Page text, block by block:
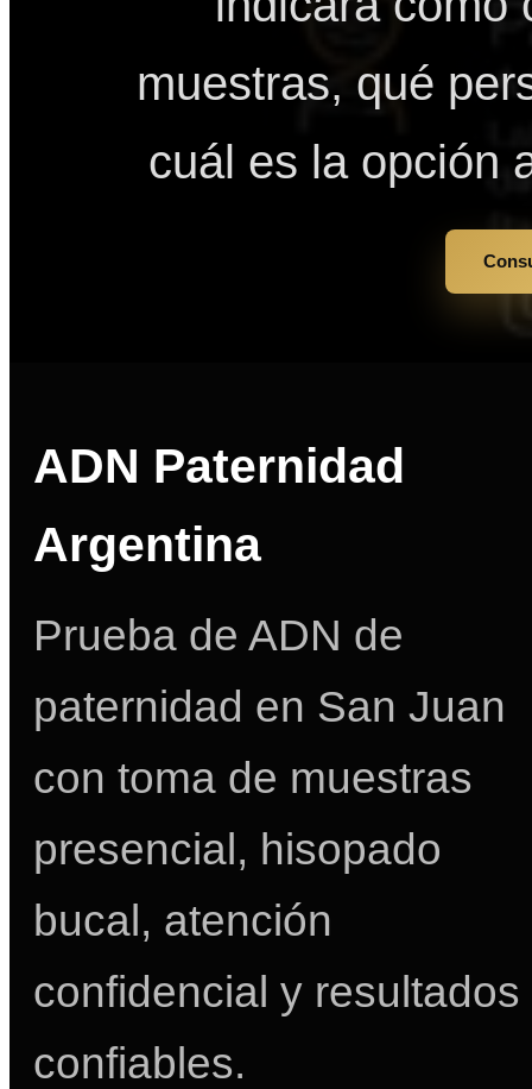
muestras, qué
cuál es la opción
ADN Paternidad
Argentina
Prueba de ADN de
paternidad en San Juan
con toma de muestras
presencial, hisopado
bucal, atención
confidencial y resultados
confiables.